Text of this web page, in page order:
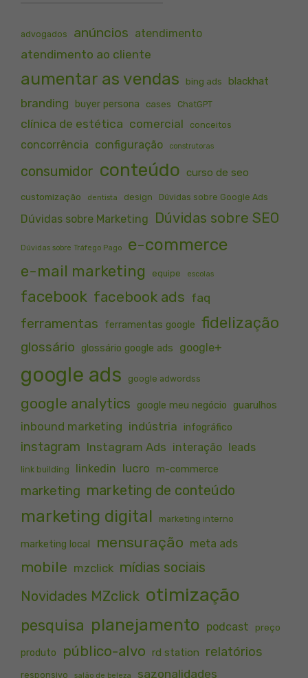
advogados anúncios atendimento
atendimento ao cliente
aumentar as vendas bing ads blackhat
branding buyer persona cases ChatGPT
clínica de estética comercial conceitos
concorrência configuração construtoras
consumidor conteúdo curso de seo
customização dentista design Dúvidas sobre Google Ads
Dúvidas sobre Marketing Dúvidas sobre SEO
Dúvidas sobre Tráfego Pago e-commerce
e-mail marketing equipe escolas
facebook facebook ads faq
ferramentas ferramentas google fidelização
glossário glossário google ads google+
google ads google adwordss
google analytics google meu negócio guarulhos
inbound marketing indústria infográfico
instagram Instagram Ads interação leads
link building linkedin lucro m-commerce
marketing marketing de conteúdo
marketing digital marketing interno
marketing local mensuração meta ads
mobile mzclick mídias sociais
Novidades MZclick otimização
pesquisa planejamento podcast preço
produto público-alvo rd station relatórios
responsivo salão de beleza sazonalidades